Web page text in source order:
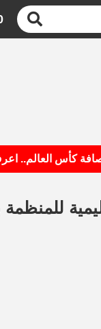
كأس العالم.. اعرف